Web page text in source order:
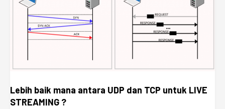
Lebih baik mana antara UDP dan TCP untuk LIVE
STREAMING ?